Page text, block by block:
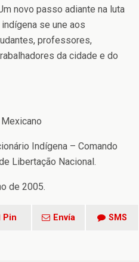
novo passo adiante na luta
se une aos
professores,
da cidade e do
Indígena – Comando
Libertação Nacional.
de 2005.
Pin Envía SMS